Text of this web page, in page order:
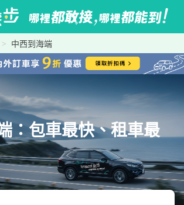
中西到海端
：包車最快、租車最